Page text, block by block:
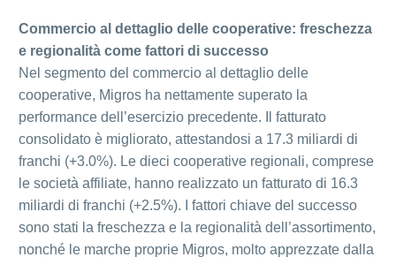
Commercio al dettaglio delle cooperative: freschezza
e regionalità come fattori di successo
Nel segmento del commercio al dettaglio delle
cooperative, Migros ha nettamente superato la
performance dell’esercizio precedente. Il fatturato
consolidato è migliorato, attestandosi a 17.3 miliardi di
franchi (+3.0%). Le dieci cooperative regionali, comprese
le società affiliate, hanno realizzato un fatturato di 16.3
miliardi di franchi (+2.5%). I fattori chiave del successo
sono stati la freschezza e la regionalità dell’assortimento,
nonché le marche proprie Migros, molto apprezzate dalla